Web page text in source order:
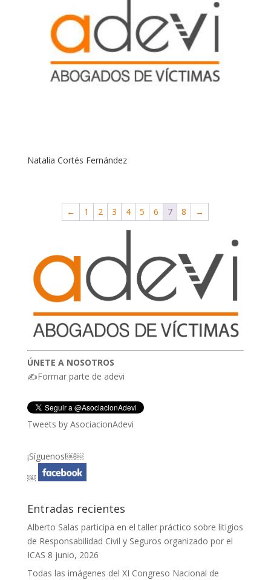
Natalia Cortés Fernández
← 1 2 3 4 5 6 7 8 →
ÚNETE A NOSOTROS
✍Formar parte de adevi
Tweets by AsociacionAdevi
¡Síguenos!￼￼
￼
Entradas recientes
Alberto Salas participa en el taller práctico sobre litigios
de Responsabilidad Civil y Seguros organizado por el
ICAS 8 junio, 2026
Todas las imágenes del XI Congreso Nacional de